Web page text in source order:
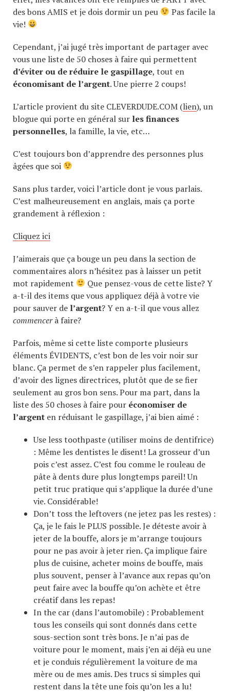
des bons AMIS et je dois dormir un peu
Pas facile la
vie!
Cependant, j’ai jugé très important de partager avec
vous une liste de 50 choses à faire qui permettent
d’éviter ou de réduire le gaspillage, tout en
économisant de l’argent. Une pierre 2 coups!
L’article provient du site CLEVERDUDE.COM (lien), un
blogue qui porte en général sur les finances
personnelles, la famille, la vie, etc…
C’est toujours bon d’apprendre des personnes plus
âgées que soi
Sans plus tarder, voici l’article dont je vous parlais.
C’est malheureusement en anglais, mais ça porte
grandement à réflexion :
Cliquez ici
J’aimerais que ça bouge un peu dans la section de
commentaires alors n’hésitez pas à laisser un petit
mot rapidement
Que pensez-vous de cette liste? Y
a-t-il des items que vous appliquez déjà à votre vie
pour sauver de l’argent? Y en a-t-il que vous allez
commencerà faire?
Parfois, même si cette liste comporte plusieurs
éléments ÉVIDENTS, c’est bon de les voir noir sur
blanc. Ça permet de s’en rappeler plus facilement,
d’avoir des lignes directrices, plutôt que de se fier
seulement au gros bon sens. Pour ma part, dans la
liste des 50 choses à faire pour économiser de
l’argent en réduisant le gaspillage, j’ai bien aimé :
Use less toothpaste (utiliser moins de dentifrice)
: Même les dentistes le disent! La grosseur d’un
pois c’est assez. C’est fou comme le rouleau de
pâte à dents dure plus longtemps pareil! Un
petit truc pratique qui s’applique la durée d’une
vie. Considérable!
Don’t toss the leftovers (ne jetez pas les restes) :
Ça, je le fais le PLUS possible. Je déteste avoir à
jeter de la bouffe, alors je m’arrange toujours
pour ne pas avoir à jeter rien. Ça implique faire
plus de cuisine, acheter moins de bouffe, mais
plus souvent, penser à l’avance aux repas qu’on
peut faire avec la bouffe qu’on achète et être
créatif dans les repas!
In the car (dans l’automobile) : Probablement
tous les conseils qui sont donnés dans cette
sous-section sont très bons. Je n’ai pas de
voiture pour le moment, mais j’en ai déjà eu une
et je conduis régulièrement la voiture de ma
mère ou de mes amis. Des trucs si simples qui
restent dans la tête une fois qu’on les a lu!